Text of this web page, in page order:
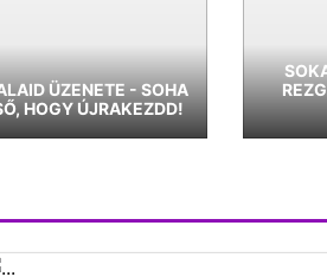
ÜZENETE - SOHA
HOGY ÚJRAKEZDD!